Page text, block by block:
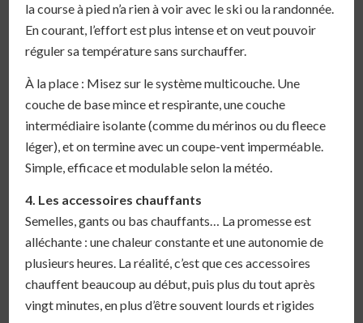
la course à pied n’a rien à voir avec le ski ou la randonnée.
En courant, l’effort est plus intense et on veut pouvoir
réguler sa température sans surchauffer.
À la place : Misez sur le système multicouche. Une
couche de base mince et respirante, une couche
intermédiaire isolante (comme du mérinos ou du fleece
léger), et on termine avec un coupe-vent imperméable.
Simple, efficace et modulable selon la météo.
4. Les accessoires chauffants
Semelles, gants ou bas chauffants… La promesse est
alléchante : une chaleur constante et une autonomie de
plusieurs heures. La réalité, c’est que ces accessoires
chauffent beaucoup au début, puis plus du tout après
vingt minutes, en plus d’être souvent lourds et rigides